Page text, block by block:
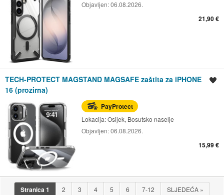
Objavljen:06.08.2026.
21,90 €
TECH-PROTECT MAGSTAND MAGSAFE zaštita za iPHONE
16 (prozirna)
PayProtect
Lokacija:Osijek, Bosutsko naselje
Objavljen:06.08.2026.
15,99 €
Stranica1 2 3 4 5 6 7-12 SLJEDEĆA »